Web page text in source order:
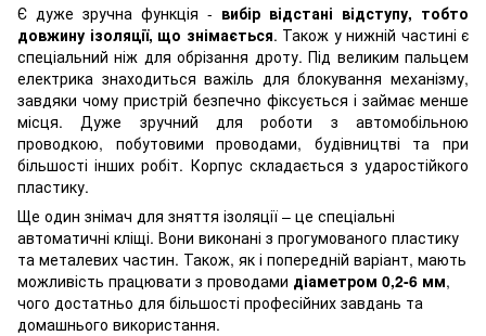
Є дуже зручна функція - вибір відстані відступу, тобто
довжину ізоляції, що знімається. Також у нижній частині є
спеціальний ніж для обрізання дроту. Під великим пальцем
електрика знаходиться важіль для блокування механізму,
завдяки чому пристрій безпечно фіксується і займає менше
місця. Дуже зручний для роботи з автомобільною
проводкою, побутовими проводами, будівництві та при
більшості інших робіт. Корпус складається з ударостійкого
пластику.
Ще один знімач для зняття ізоляції – це спеціальні
автоматичні кліщі. Вони виконані з прогумованого пластику
та металевих частин. Також, як і попередній варіант, мають
можливість працювати з проводами діаметром 0,2-6 мм,
чого достатньо для більшості професійних завдань та
домашнього використання.